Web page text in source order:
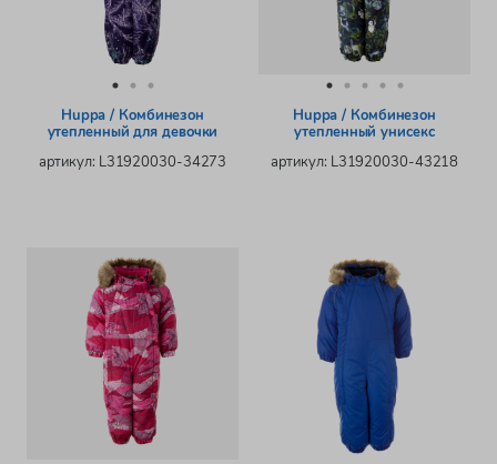
Huppa / Комбинезон
утепленный для девочки
артикул: L31920030-34273
Huppa / Комбинезон
утепленный унисекс
артикул: L31920030-43218